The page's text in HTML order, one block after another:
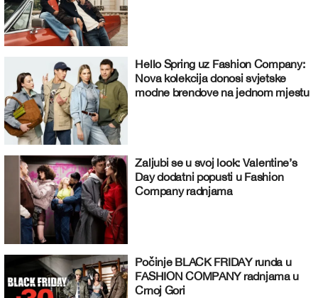
Hello Spring uz Fashion Company:
Nova kolekcija donosi svjetske
modne brendove na jednom mjestu
Zaljubi se u svoj look: Valentine’s
Day dodatni popusti u Fashion
Company radnjama
Počinje BLACK FRIDAY runda u
FASHION COMPANY radnjama u
Crnoj Gori